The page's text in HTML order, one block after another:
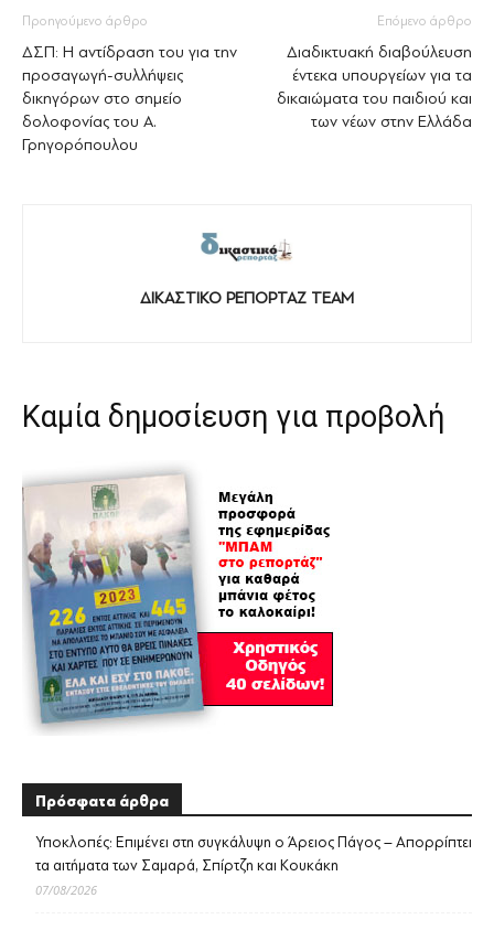
Προηγούμενο άρθρο
ΔΣΠ: Η αντίδραση του για την
προσαγωγή-συλλήψεις
δικηγόρων στο σημείο
δολοφονίας του Α.
Γρηγορόπουλου
Επόμενο άρθρο
Διαδικτυακή διαβούλευση
έντεκα υπουργείων για τα
δικαιώματα του παιδιού και
των νέων στην Ελλάδα
ΔΙΚΑΣΤΙΚΟ ΡΕΠΟΡΤΑΖ TEAM
Καμία δημοσίευση για προβολή
Πρόσφατα άρθρα
Υποκλοπές: Επιμένει στη συγκάλυψη ο Άρειος Πάγος – Απορρίπτει
τα αιτήματα των Σαμαρά, Σπίρτζη και Κουκάκη
07/08/2026